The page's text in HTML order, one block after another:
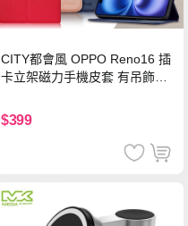
CITY都會風 OPPO Reno16 插
卡立架磁力手機皮套 有吊飾孔
$399